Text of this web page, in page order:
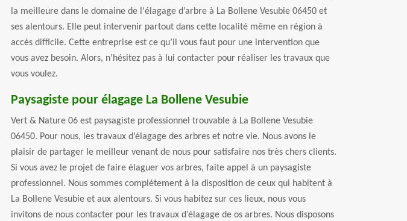
la meilleure dans le domaine de l'élagage d’arbre à La Bollene Vesubie 06450 et
ses alentours. Elle peut intervenir partout dans cette localité même en région à
accès difficile. Cette entreprise est ce qu’il vous faut pour une intervention que
vous avez besoin. Alors, n’hésitez pas à lui contacter pour réaliser les travaux que
vous voulez.
Paysagiste pour élagage La Bollene Vesubie
Vert & Nature 06 est paysagiste professionnel trouvable à La Bollene Vesubie
06450. Pour nous, les travaux d’élagage des arbres et notre vie. Nous avons le
plaisir de partager le meilleur venant de nous pour satisfaire nos très chers clients.
Si vous avez le projet de faire élaguer vos arbres, faite appel à un paysagiste
professionnel. Nous sommes complétement à la disposition de ceux qui habitent à
La Bollene Vesubie et aux alentours. Si vous habitez sur ces lieux, nous vous
invitons de nous contacter pour les travaux d’élagage de os arbres. Nous disposons